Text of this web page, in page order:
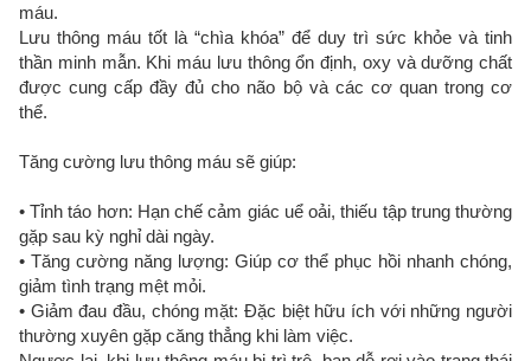
máu.
Lưu thông máu tốt là “chìa khóa” để duy trì sức khỏe và tinh
thần minh mẫn. Khi máu lưu thông ổn định, oxy và dưỡng chất
được cung cấp đầy đủ cho não bộ và các cơ quan trong cơ
thể.
Tăng cường lưu thông máu sẽ giúp:
• Tỉnh táo hơn: Hạn chế cảm giác uể oải, thiếu tập trung thường
gặp sau kỳ nghỉ dài ngày.
• Tăng cường năng lượng: Giúp cơ thể phục hồi nhanh chóng,
giảm tình trạng mệt mỏi.
• Giảm đau đầu, chóng mặt: Đặc biệt hữu ích với những người
thường xuyên gặp căng thẳng khi làm việc.